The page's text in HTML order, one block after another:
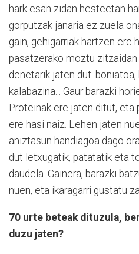
hark esan zidan hesteetan
gorputzak janaria ez zuela
gain, gehigarriak hartzen ere
pasatzerako moztu zitzaidan
denetarik jaten dut: boniatoa,
kalabazina... Gaur barazki
Proteinak ere jaten ditut, eta
ere hasi naiz. Lehen jaten
aniztasun handiagoa dago
dut letxugatik, patatatik eta
daudela. Gainera, barazki
nuen, eta ikaragarri gustatu
70 urte beteak dituzula,
duzu jaten?